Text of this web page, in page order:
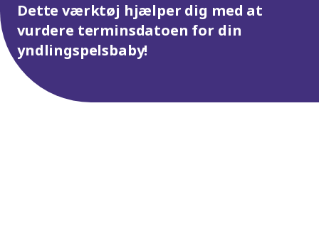
Dette værktøj hjælper dig med at
vurdere terminsdatoen for din
yndlingspelsbaby!